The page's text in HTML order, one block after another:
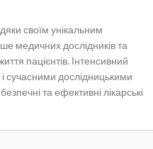
своїм унікальним
медичних дослідників та
пацієнтів. Інтенсивний
сучасними дослідницькими
та ефективні лікарські